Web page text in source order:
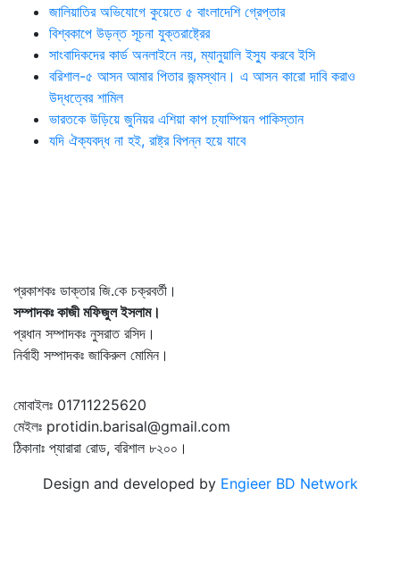
জালিয়াতির অভিযোগে কুয়েতে ৫ বাংলাদেশি গ্রেপ্তার
বিশ্বকাপে উড়ন্ত সূচনা যুক্তরাষ্ট্রের
সাংবাদিকদের কার্ড অনলাইনে নয়, ম্যানুয়ালি ইস্যু করবে ইসি
বরিশাল-৫ আসন আমার পিতার জন্মস্থান। এ আসন কারো দাবি করাও
উদ্ধত্বের শামিল
ভারতকে উড়িয়ে জুনিয়র এশিয়া কাপ চ্যাম্পিয়ন পাকিস্তান
যদি ঐক্যবদ্ধ না হই, রাষ্ট্র বিপন্ন হয়ে যাবে
প্রকাশকঃ ডাক্তার জি.কে চক্রবর্তী।
সম্পাদকঃ কাজী মফিজুল ইসলাম।
প্রধান সম্পাদকঃ নুসরাত রসিদ।
নির্বাহী সম্পাদকঃ জাকিরুল মোমিন।
মোবাইলঃ 01711225620
মেইলঃ protidin.barisal@gmail.com
ঠিকানাঃ প্যারারা রোড, বরিশাল ৮২০০।
Design and developed by Engieer BD Network